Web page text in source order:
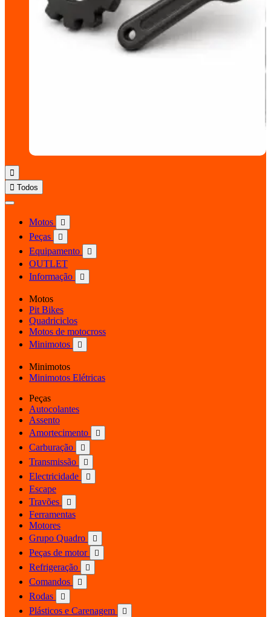

 Todos
Motos 
Peças 
Equipamento 
OUTLET
Informação

Motos
Pit Bikes
Quadriciclos
Motos de motocross
Minimotos

Minimotos
Minimotos Elétricas
Peças
Autocolantes
Assento
Amortecimento

Carburação 
Transmissão 
Electricidade 
Escape
Travões

Ferramentas
Motores
Grupo Quadro

Peças de motor 
Refrigeração 
Comandos 
Rodas 
Plásticos e Carenagem 